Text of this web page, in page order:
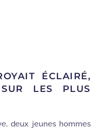
ÉCLAIRÉ,
LES PLUS
deux jeunes hommes